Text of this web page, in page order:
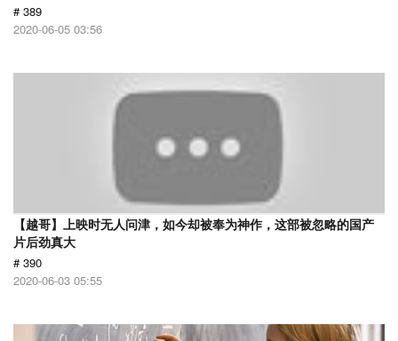
# 389
2020-06-05 03:56
【越哥】上映时无人问津，如今却被奉为神作，这部被忽略的国产
片后劲真大
# 390
2020-06-03 05:55